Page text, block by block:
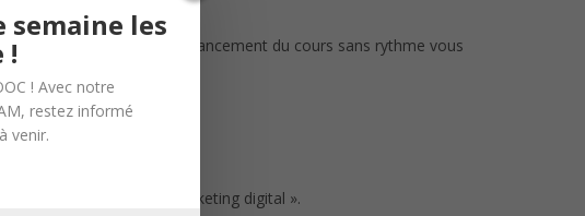
le rendu des devoirs. L’avancement du cours sans rythme vous
« Initiez-vous au marketing digital ».
semaine les
!
! Avec notre
restez informé
venir.